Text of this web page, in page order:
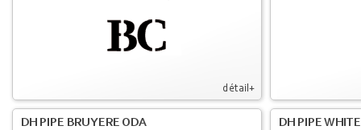
détail+
DH PIPE BRUYERE ODA DH PIPE